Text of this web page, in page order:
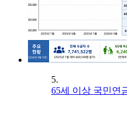
5.
65세 이상 국민연